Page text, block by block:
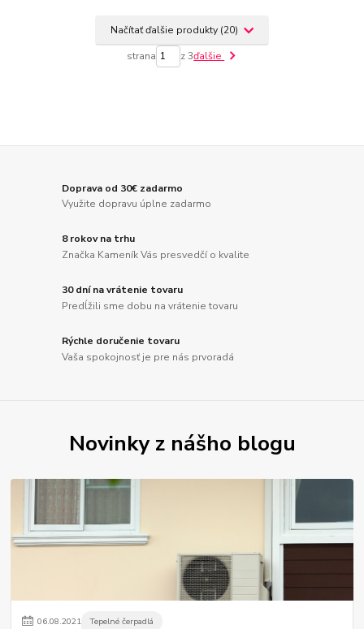
Načítať ďalšie produkty (20)
strana z 3ďalšie
Doprava od 30€ zadarmo
Využite dopravu úplne zadarmo
8 rokov na trhu
Značka Kameník Vás presvedčí o kvalite
30 dní na vrátenie tovaru
Predĺžili sme dobu na vrátenie tovaru
Rýchle doručenie tovaru
Vaša spokojnosť je pre nás prvoradá
Novinky z nášho blogu
06.08.2021 Tepelné čerpadlá